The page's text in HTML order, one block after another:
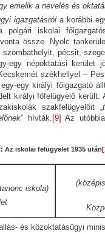
emelik a nevelés és
igazgatásról a korábbi
polgári iskolai
össze. Nyolc
pécsit,
egy népoktatási kerület
székhellyel –
egy királyi főigazgató
királyi főfelügyelő került.
szakfelügyelőit „
” hívták. [9] Az
Az iskolai felügyelet 1935 után
iskola)
és közoktatásügyi